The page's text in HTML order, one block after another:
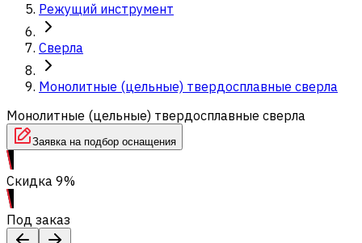
Режущий инструмент
Сверла
Монолитные (цельные) твердосплавные сверла
Монолитные (цельные) твердосплавные сверла
Заявка на подбор оснащения
Скидка 9%
Под заказ